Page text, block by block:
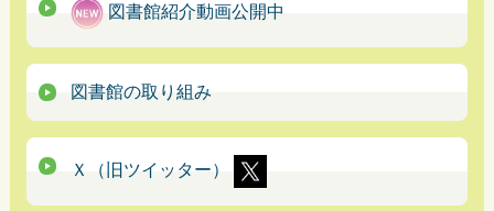
図書館紹介動画公開中
図書館の取り組み
Ｘ（旧ツイッター）